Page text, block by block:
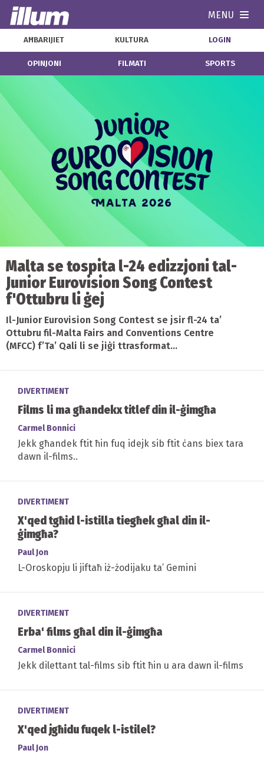
MENU
AĦBARIJIET KULTURA LOGIN
OPINJONI FILMATI SPORTS
Malta se tospita l-24 edizzjoni tal-
Junior Eurovision Song Contest
f'Ottubru li ġej
Il-Junior Eurovision Song Contest se jsir fl-24 ta’
Ottubru fil-Malta Fairs and Conventions Centre
(MFCC) f’Ta’ Qali li se jiġi ttrasformat...
DIVERTIMENT
Films li ma għandekx titlef din il-ġimgħa
Carmel Bonnici
Jekk għandek ftit ħin fuq idejk sib ftit ċans biex tara
dawn il-films..
DIVERTIMENT
X'qed tgħid l-istilla tiegħek għal din il-
ġimgħa?
Paul Jon
L-Oroskopju li jiftaħ iż-żodijaku ta’ Gemini
DIVERTIMENT
Erba' films għal din il-ġimgħa
Carmel Bonnici
Jekk dilettant tal-films sib ftit ħin u ara dawn il-films
DIVERTIMENT
X'qed jgħidu fuqek l-istilel?
Paul Jon